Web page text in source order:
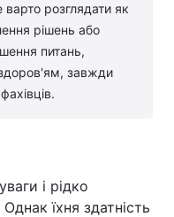
розглядати як
рішень або
питань,
здоров'ям, завжди
і рідко
їхня здатність